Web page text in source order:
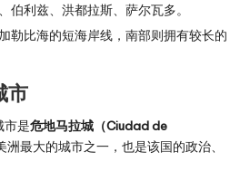
伯利兹、洪都拉斯、萨尔瓦多。
勒比海的短海岸线，南部则拥有较长的
市
市是危地马拉城（Ciudad de
洲最大的城市之一，也是该国的政治、